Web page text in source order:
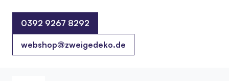
0392 9267 8292
0392 9267 8292
webshop@zweigedeko.de